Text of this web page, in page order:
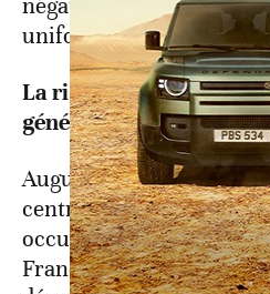
uniformes.
La riposte du résident
général Guillaume
Augustin Guillaume
centrale de l’appareil
occupa les fonctions de
France au Maroc de